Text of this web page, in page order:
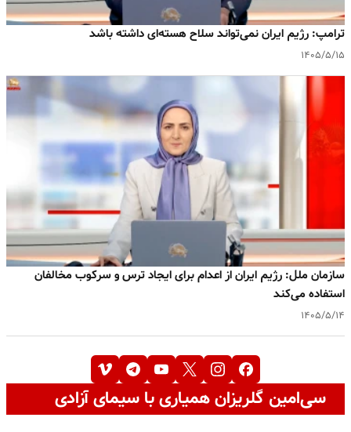
ترامپ: رژیم ایران نمی‌تواند سلاح هسته‌ای داشته باشد
۱۴۰۵/۵/۱۵
سازمان ملل: رژیم ایران از اعدام برای ایجاد ترس و سرکوب مخالفان
استفاده می‌کند
۱۴۰۵/۵/۱۴
سی‌امین گلریزان همیاری با سیمای آزادی